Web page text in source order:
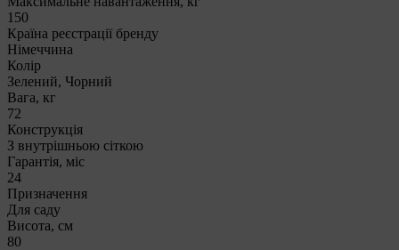
150
Країна реєстрації бренду
Німеччина
Колір
Зелений, Чорний
Вага, кг
72
Конструкція
З внутрішньою сіткою
Гарантія, міс
24
Призначення
Для саду
Висота, см
80